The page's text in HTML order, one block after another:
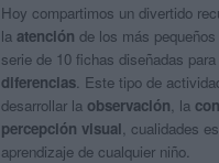
Hoy compartimos un divertido
la atención de los más
serie de 10 fichas diseñadas para
diferencias. Este tipo de
desarrollar la observación , la
percepción visual , cualidades
aprendizaje de cualquier niño.